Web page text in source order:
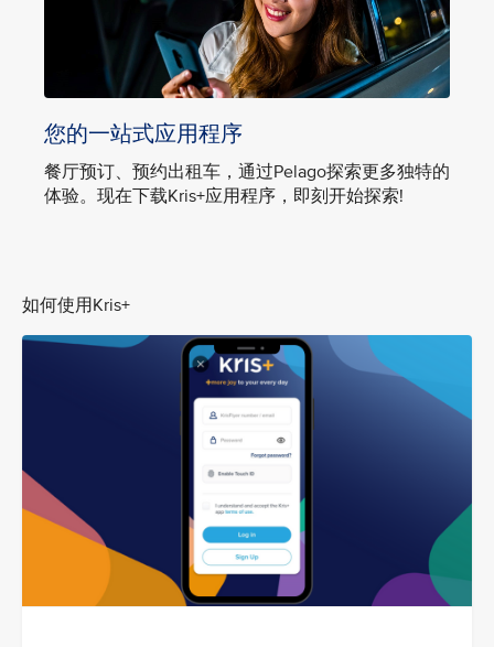
您的一站式应用程序
餐厅预订、预约出租车，通过Pelago探索更多独特的
体验。现在下载Kris+应用程序，即刻开始探索!
如何使用Kris+